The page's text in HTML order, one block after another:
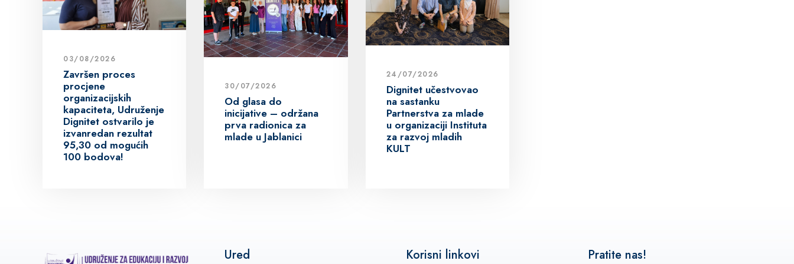
03/08/2026
Završen proces
procjene
organizacijskih
kapaciteta, Udruženje
Dignitet ostvarilo je
izvanredan rezultat
95,30 od mogućih
100 bodova!
30/07/2026
Od glasa do
inicijative – održana
prva radionica za
mlade u Jablanici
24/07/2026
Dignitet učestvovao
na sastanku
Partnerstva za mlade
u organizaciji Instituta
za razvoj mladih
KULT
Ured Korisni linkovi Pratite nas!